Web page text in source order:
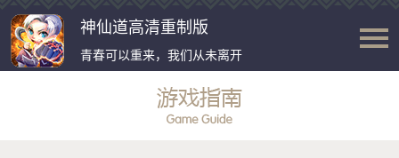
神仙道高清重制版
青春可以重来，我们从未离开